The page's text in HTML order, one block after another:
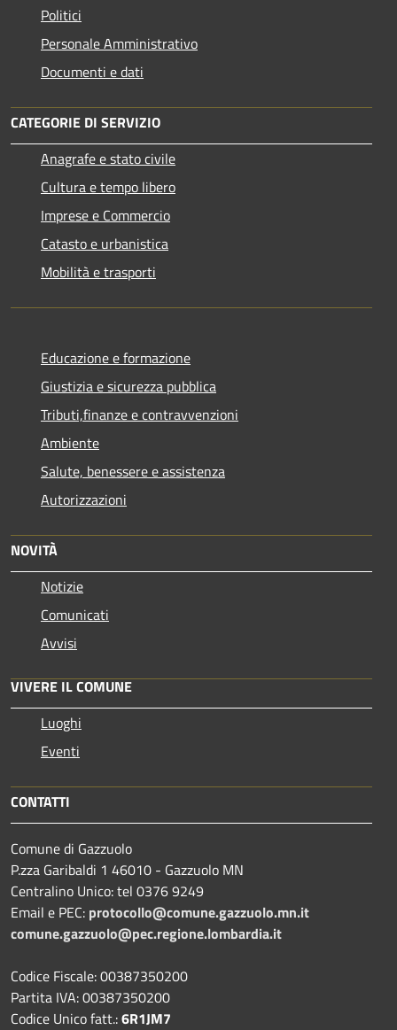
Politici
Personale Amministrativo
Documenti e dati
CATEGORIE DI SERVIZIO
Anagrafe e stato civile
Cultura e tempo libero
Imprese e Commercio
Catasto e urbanistica
Mobilità e trasporti
Educazione e formazione
Giustizia e sicurezza pubblica
Tributi,finanze e contravvenzioni
Ambiente
Salute, benessere e assistenza
Autorizzazioni
NOVITÀ
Notizie
Comunicati
Avvisi
VIVERE IL COMUNE
Luoghi
Eventi
CONTATTI
Comune di Gazzuolo
P.zza Garibaldi 1 46010 - Gazzuolo MN
Centralino Unico: tel 0376 9249
Email e PEC: protocollo@comune.gazzuolo.mn.it
comune.gazzuolo@pec.regione.lombardia.it
Codice Fiscale: 00387350200
Partita IVA: 00387350200
Codice Unico fatt.:6R1JM7